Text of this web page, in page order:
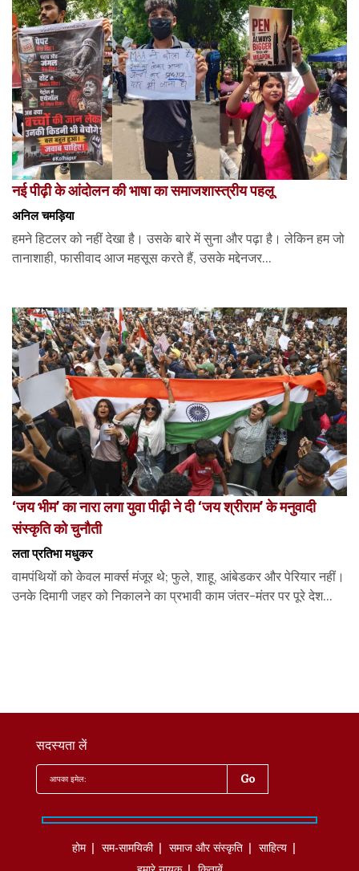
नई पीढ़ी के आंदोलन की भाषा का समाजशास्त्रीय पहलू
अनिल चमड़िया
हमने हिटलर को नहीं देखा है। उसके बारे में सुना और पढ़ा है। लेकिन हम जो
तानाशाही, फासीवाद आज महसूस करते हैं, उसके मद्देनजर...
‘जय भीम’ का नारा लगा युवा पीढ़ी ने दी ‘जय श्रीराम’ के मनुवादी
संस्कृति को चुनौती
लता प्रतिभा मधुकर
वामपंथियों को केवल मार्क्स मंजूर थे; फुले, शाहू, आंबेडकर और पेरियार नहीं।
उनके दिमागी जहर को निकालने का प्रभावी काम जंतर-मंतर पर पूरे देश...
सदस्यता लें
होम सम-सामयिकी समाज और संस्कृति
साहित्‍य